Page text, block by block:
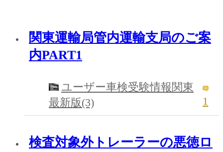
関東運輸局管内運輸支局のご案
内PART1
ユーザー車検受験情報関東
最新版(3)
1
検査対象外トレーラーの悪徳ロ